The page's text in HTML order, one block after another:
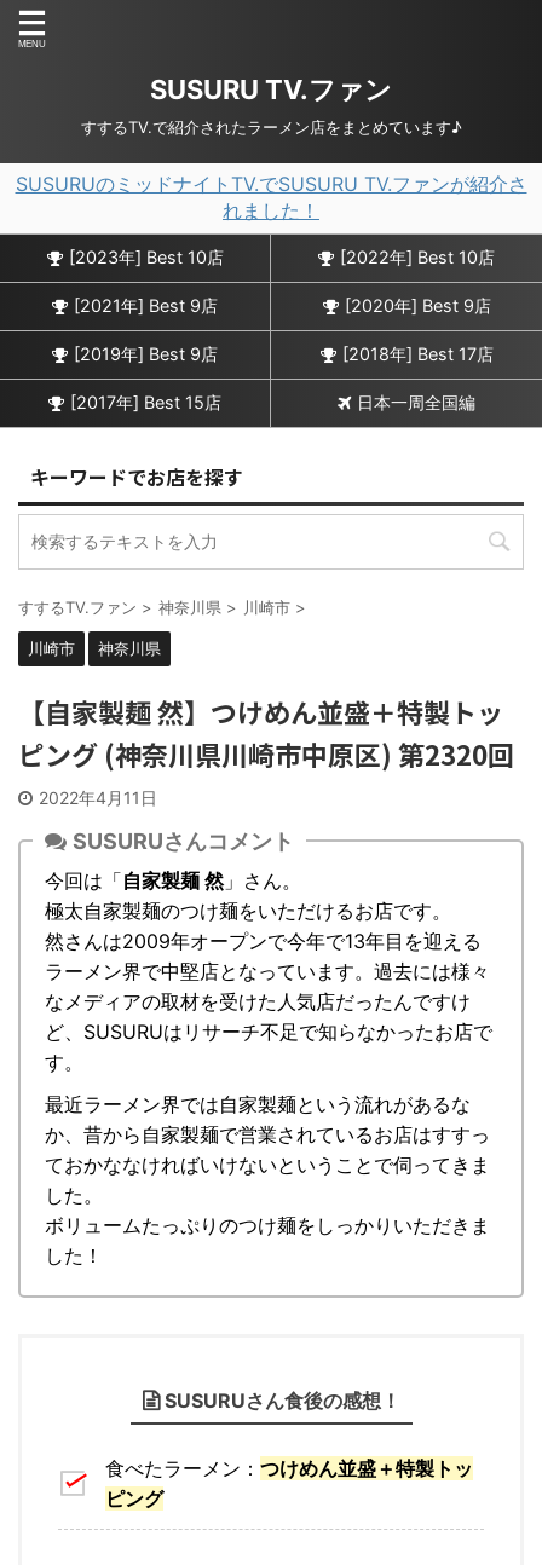
SUSURU TV.ファン
すするTV.で紹介されたラーメン店をまとめています♪
SUSURUのミッドナイトTV.でSUSURU TV.ファンが紹介さ
れました！
[2023年] Best 10店 [2022年] Best 10店
[2021年] Best 9店 [2020年] Best 9店
[2019年] Best 9店 [2018年] Best 17店
[2017年] Best 15店 日本一周全国編
キーワードでお店を探す
すするTV.ファン > 神奈川県 > 川崎市 >
川崎市 神奈川県
【自家製麺 然】つけめん並盛＋特製トッ
ピング (神奈川県川崎市中原区) 第2320回
2022年4月11日
SUSURUさんコメント
今回は「自家製麺 然」さん。
極太自家製麺のつけ麺をいただけるお店です。
然さんは2009年オープンで今年で13年目を迎える
ラーメン界で中堅店となっています。過去には様々
なメディアの取材を受けた人気店だったんですけ
ど、SUSURUはリサーチ不足で知らなかったお店で
す。
最近ラーメン界では自家製麺という流れがあるな
か、昔から自家製麺で営業されているお店はすすっ
ておかななければいけないということで伺ってきま
した。
ボリュームたっぷりのつけ麺をしっかりいただきま
した！
SUSURUさん食後の感想！
食べたラーメン： つけめん並盛＋特製トッ
ピング